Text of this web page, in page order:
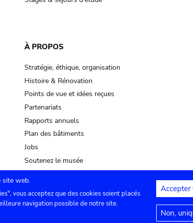
À PROPOS
Stratégie, éthique, organisation
Histoire & Rénovation
Points de vue et idées reçues
Partenariats
Rapports annuels
Plan des bâtiments
Jobs
Soutenez le musée
Contact Paramètres de confidentialité
site web.
vous acceptez que des cookies soient placés
navigation possible de notre site.
Accepter
Non,